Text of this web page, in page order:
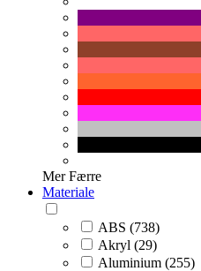
Mer Færre
Materiale
ABS (738)
Akryl (29)
Aluminium (255)